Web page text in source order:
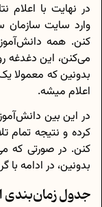
وارد سایت
کنن. همه
می‌کنن، این دغدغه
بدونین که معمولا یک
اعلام میشه.
در این بین
کرده و نتیجه
کنن. در صورتی که
بدونین، در ادامه
جدول زمان‌بندی